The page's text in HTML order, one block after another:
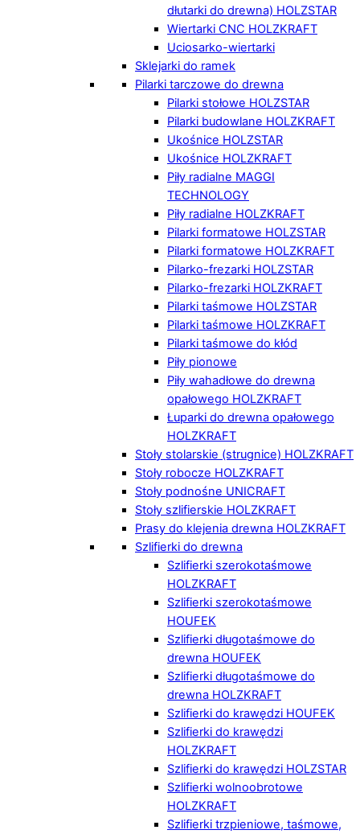
dłutarki do drewna) HOLZSTAR
Wiertarki CNC HOLZKRAFT
Uciosarko-wiertarki
Sklejarki do ramek
Pilarki tarczowe do drewna
Pilarki stołowe HOLZSTAR
Pilarki budowlane HOLZKRAFT
Ukośnice HOLZSTAR
Ukośnice HOLZKRAFT
Piły radialne MAGGI
TECHNOLOGY
Piły radialne HOLZKRAFT
Pilarki formatowe HOLZSTAR
Pilarki formatowe HOLZKRAFT
Pilarko-frezarki HOLZSTAR
Pilarko-frezarki HOLZKRAFT
Pilarki taśmowe HOLZSTAR
Pilarki taśmowe HOLZKRAFT
Pilarki taśmowe do kłód
Piły pionowe
Piły wahadłowe do drewna
opałowego HOLZKRAFT
Łuparki do drewna opałowego
HOLZKRAFT
Stoły stolarskie (strugnice) HOLZKRAFT
Stoły robocze HOLZKRAFT
Stoły podnośne UNICRAFT
Stoły szlifierskie HOLZKRAFT
Prasy do klejenia drewna HOLZKRAFT
Szlifierki do drewna
Szlifierki szerokotaśmowe
HOLZKRAFT
Szlifierki szerokotaśmowe
HOUFEK
Szlifierki długotaśmowe do
drewna HOUFEK
Szlifierki długotaśmowe do
drewna HOLZKRAFT
Szlifierki do krawędzi HOUFEK
Szlifierki do krawędzi
HOLZKRAFT
Szlifierki do krawędzi HOLZSTAR
Szlifierki wolnoobrotowe
HOLZKRAFT
Szlifierki trzpieniowe, taśmowe,